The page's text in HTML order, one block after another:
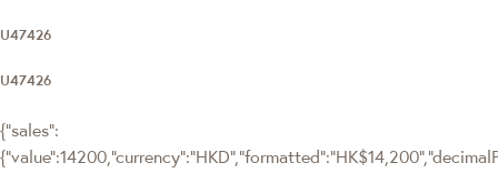
U47426
U47426
{"sales":